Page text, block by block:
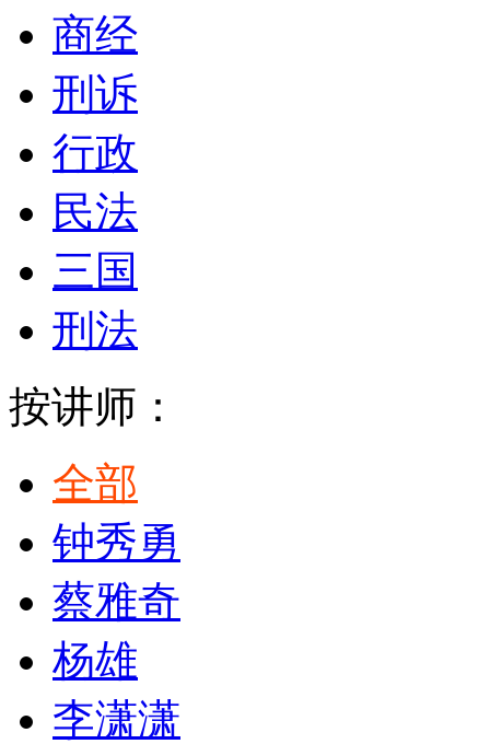
商经
刑诉
行政
民法
三国
刑法
按讲师：
全部
钟秀勇
蔡雅奇
杨雄
李潇潇